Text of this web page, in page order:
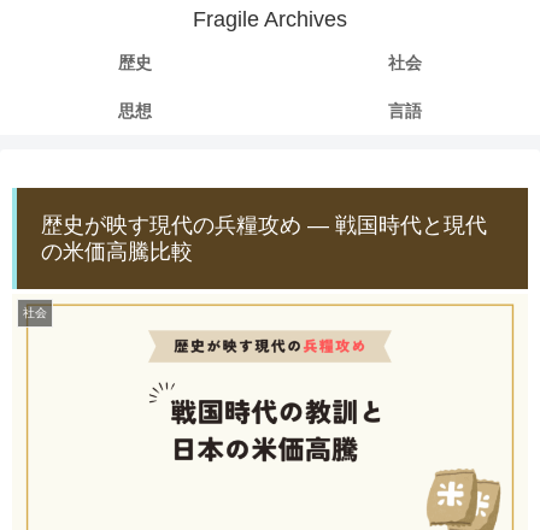
Fragile Archives
歴史 社会
思想 言語
歴史が映す現代の兵糧攻め ― 戦国時代と現代
の米価高騰比較
社会